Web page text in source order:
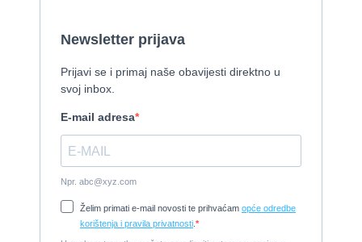
Izletnički brod - 94 osobe
Cijena:370.000 EUR
Tender Williams 325 TurboJet - sniženo!
2008, 325 x 1.7 m, weber 750
Damor 900 FURIA - EXTRA OPREMA - PRILIKA - SNIŽENA
CIJENA
2008, 8,98 x 3 m, Yanmar 200kW - unutranji, diesel
Cijena:65.000 EUR
Prodajem jedrilicu ELAN 31 S